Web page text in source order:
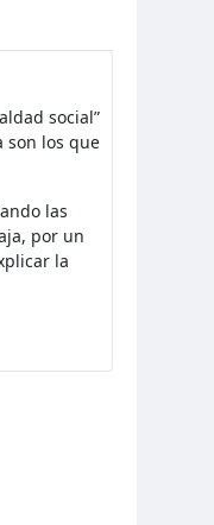
social”
son los que
las
por un
la